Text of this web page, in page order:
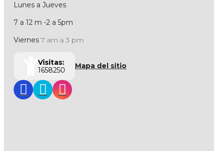
Lunes a Jueves
7 a 12 m -2 a 5pm
Viernes 7 am a 3 pm
Visitas:
1658250
Mapa del sitio